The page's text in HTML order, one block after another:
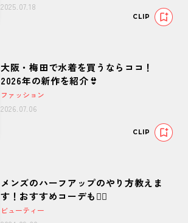
2025.07.18
CLIP
大阪・梅田で水着を買うならココ！
2026年の新作を紹介👙
ファッション
2026.07.06
CLIP
メンズのハーフアップのやり方教えま
す！おすすめコーデも🙆‍♂️
ビューティー